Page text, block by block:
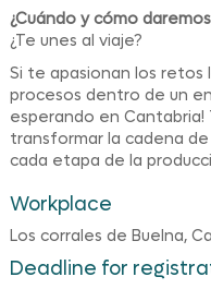
¿Cuándo y cómo
¿Te unes al viaje?
Si te apasionan los retos
procesos dentro de un
esperando en Cantabria!
transformar la cadena
cada etapa de la
Workplace
Los corrales de Buelna,
Deadline for